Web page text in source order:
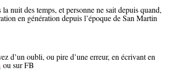
nuit des temps, et personne ne sait depuis quand,
en génération depuis l’époque de San Martin
d’un oubli, ou pire d’une erreur, en écrivant en
ou sur FB